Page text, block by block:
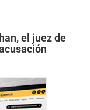
el juez de